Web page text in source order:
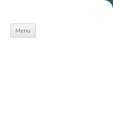
Menu
Aller